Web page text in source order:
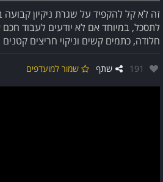
זה לא קל להקפיד על שגרת ניקיון קבועה
לתסכל, במיוחד אם לא יודעים לעבוד
חלודה, כתמים קשים וניקוי חריצים קטנים
אהבו:
191 שתף שמור למועדפים